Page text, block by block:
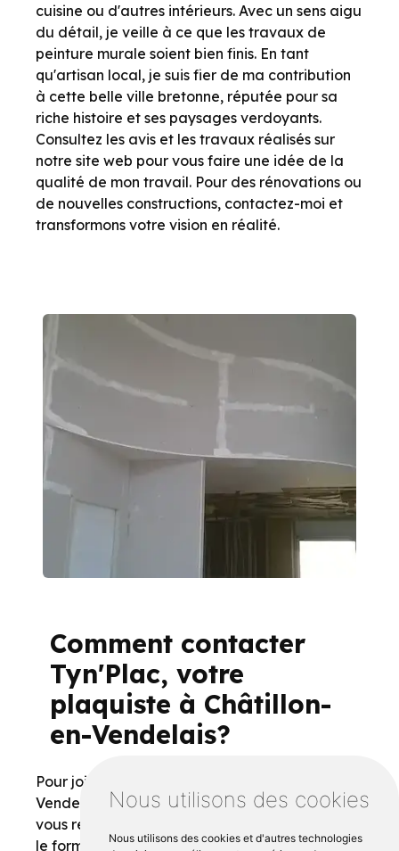
Nous utilisons des cookies
Nous utilisons des cookies et d'autres technologies
cuisine ou d'autres intérieurs. Avec un sens aigu
du détail, je veille à ce que les travaux de
peinture murale soient bien finis. En tant
qu'artisan local, je suis fier de ma contribution
à cette belle ville bretonne, réputée pour sa
riche histoire et ses paysages verdoyants.
Consultez les avis et les travaux réalisés sur
notre site web pour vous faire une idée de la
qualité de mon travail. Pour des rénovations ou
de nouvelles constructions, contactez-moi et
transformons votre vision en réalité.
Comment contacter
Tyn'Plac, votre
plaquiste à Châtillon-
en-Vendelais?
Pour joindre votre plâtrier à Chatillon-en-
Vendelais, Tyn'Plac, je vous recommande de
vous rendre sur leur site internet et de remplir
le formulaire de contact mis à votre disposition.